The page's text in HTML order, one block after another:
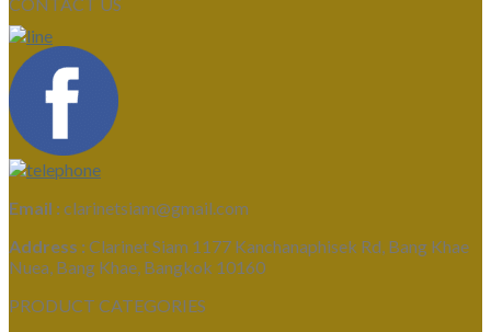
Email : clarinetsiam@gmail.com
Address : Clarinet Siam 1177 Kanchanaphisek Rd, Bang Khae
Nuea, Bang Khae, Bangkok 10160
PRODUCT CATEGORIES